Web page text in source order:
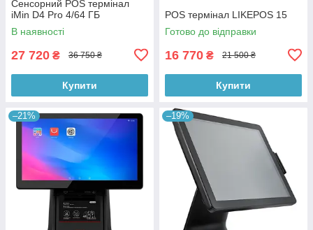
Сенсорний POS термінал
iMin D4 Pro 4/64 ГБ
В наявності
27 720 ₴ 36 750 ₴
Купити
POS термінал LIKEPOS 15
Готово до відправки
16 770 ₴ 21 500 ₴
Купити
–21% –19%